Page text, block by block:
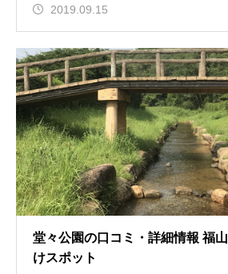
2019.09.15
堂々公園の口コミ・詳細情報 福
けスポット